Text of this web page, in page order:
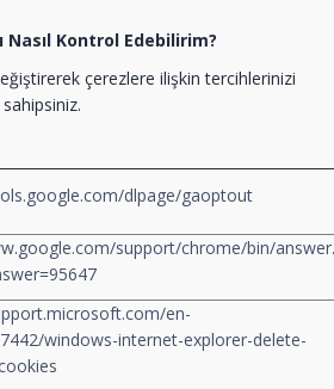
Nasıl Kontrol Edebilirim?
değiştirerek çerezlere ilişkin tercihlerinizi
dlpage/gaoptout
support/chrome/bin/
en-
windows-internet-explorer-delete-